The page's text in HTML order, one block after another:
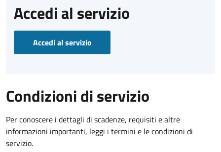
Accedi al servizio
Accedi al servizio
Condizioni di servizio
Per conoscere i dettagli di scadenze, requisiti e altre
informazioni importanti, leggi i termini e le condizioni di
servizio.